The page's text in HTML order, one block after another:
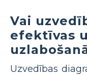
Vai
efektīvas
Uzvedības